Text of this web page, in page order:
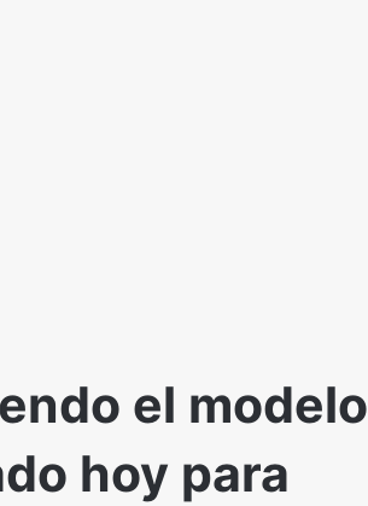
el modelo
hoy para